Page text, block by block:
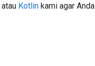
atau Kotlin kami agar Anda